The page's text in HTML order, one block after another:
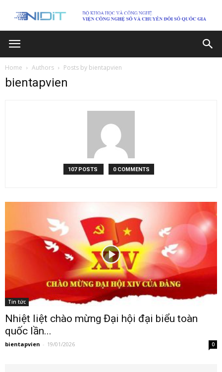
Home Authors Posts by bientapvien
bientapvien
107 POSTS 0 COMMENTS
Tin tức
Nhiệt liệt chào mừng Đại hội đại biểu toàn
quốc lần...
bientapvien - 19/01/2026 0